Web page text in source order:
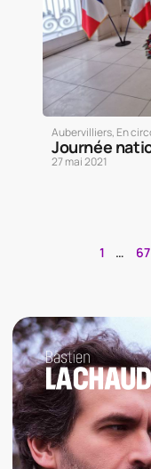
Aubervilliers, En
Journée
27 mai 2021
1 … 67